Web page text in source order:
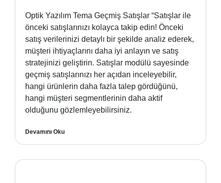
Optik Yazılım Tema Geçmiş Satışlar “Satışlar ile
önceki satışlarınızı kolayca takip edin! Önceki
satış verilerinizi detaylı bir şekilde analiz ederek,
müşteri ihtiyaçlarını daha iyi anlayın ve satış
stratejinizi geliştirin. Satışlar modülü sayesinde
geçmiş satışlarınızı her açıdan inceleyebilir,
hangi ürünlerin daha fazla talep gördüğünü,
hangi müşteri segmentlerinin daha aktif
olduğunu gözlemleyebilirsiniz.
Devamını Oku